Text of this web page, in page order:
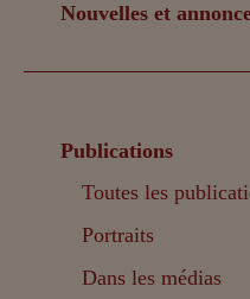
Nouvelles et
Publications
Toutes les
Portraits
Dans les médias